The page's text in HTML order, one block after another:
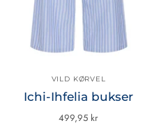
VILD KØRVEL
Ichi-Ihfelia bukser
499,95 kr